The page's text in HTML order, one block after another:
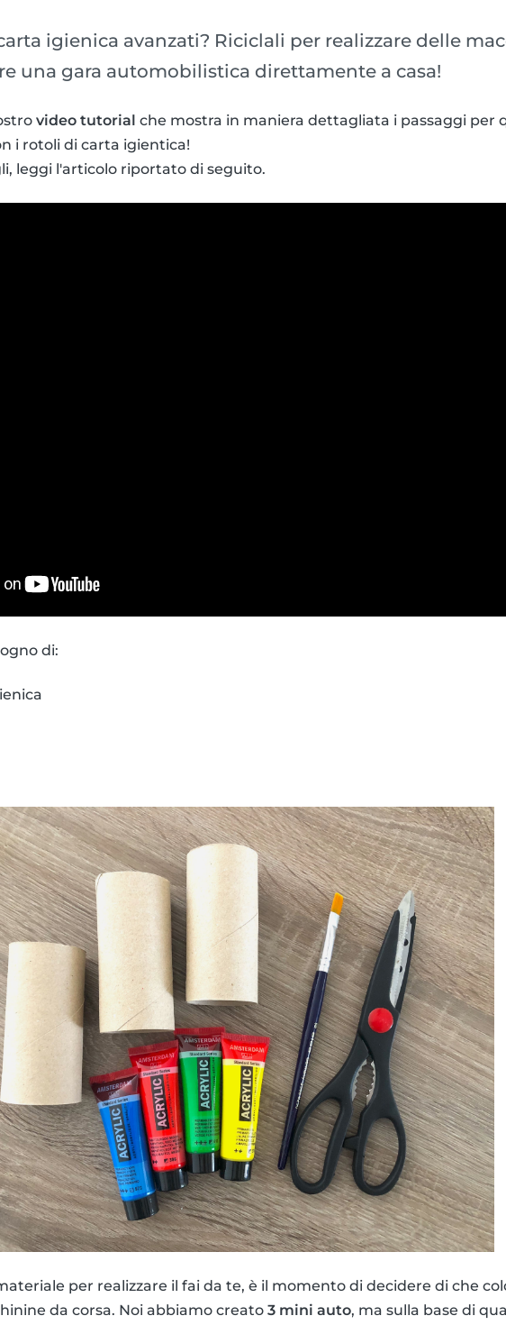
igienica avanzati? Riciclali per realizzare delle
una gara automobilistica direttamente a casa!
video tutorial che mostra in maniera dettagliata i passaggi per
i rotoli di carta igientica!
leggi l'articolo riportato di seguito.
di:
per realizzare il fai da te, è il momento di decidere di che
da corsa. Noi abbiamo creato 3 mini auto, ma sulla base di